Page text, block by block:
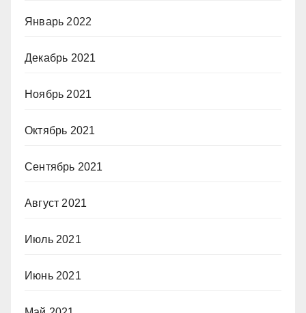
Январь 2022
Декабрь 2021
Ноябрь 2021
Октябрь 2021
Сентябрь 2021
Август 2021
Июль 2021
Июнь 2021